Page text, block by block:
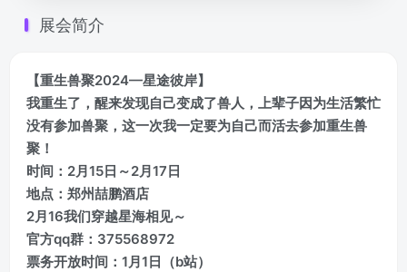
展会简介
【重生兽聚2024—星途彼岸】
我重生了，醒来发现自己变成了兽人，上辈子因为生活繁忙
没有参加兽聚，这一次我一定要为自己而活去参加重生兽
聚！
时间：2月15日～2月17日
地点：郑州喆鹏酒店
2月16我们穿越星海相见～
官方qq群：375568972
票务开放时间：1月1日（b站）